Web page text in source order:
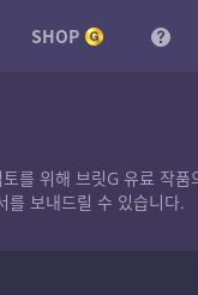
SHOP
를 위해 브릿G 유료 작
를 보내드릴 수 있습니다.